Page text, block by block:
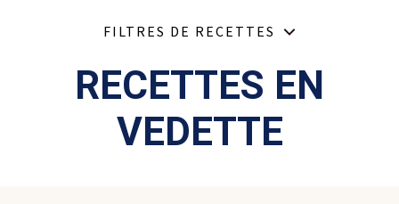
FILTRES DE RECETTES
Recipe Categories
Select content
Recipe Products
Select content
RECETTES EN
VEDETTE